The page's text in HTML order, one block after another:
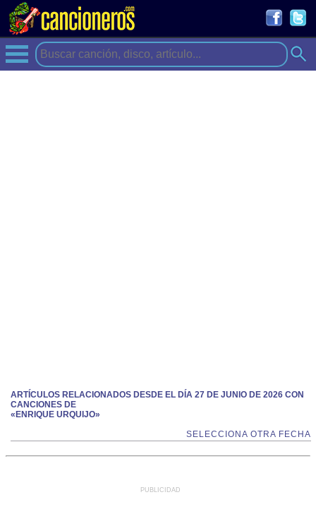
ARTÍCULOS RELACIONADOS DESDE EL DÍA 27 DE JUNIO DE 2026 CON
CANCIONES DE
«ENRIQUE URQUIJO»
SELECCIONA OTRA FECHA
PUBLICIDAD